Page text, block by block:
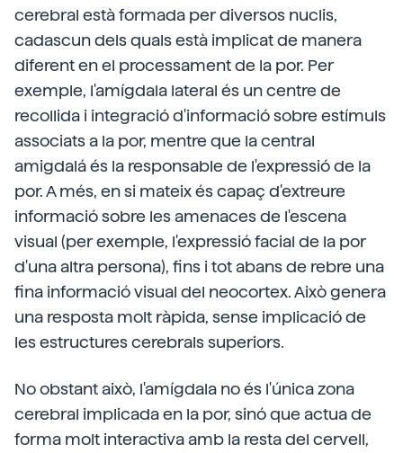
cerebral està formada per diversos nuclis,
cadascun dels quals està implicat de manera
diferent en el processament de la por. Per
exemple, l'amígdala lateral és un centre de
recollida i integració d'informació sobre estímuls
associats a la por, mentre que la central
amigdalá és la responsable de l'expressió de la
por. A més, en si mateix és capaç d'extreure
informació sobre les amenaces de l'escena
visual (per exemple, l'expressió facial de la por
d'una altra persona), fins i tot abans de rebre una
fina informació visual del neocortex. Això genera
una resposta molt ràpida, sense implicació de
les estructures cerebrals superiors.
No obstant això, l'amígdala no és l'única zona
cerebral implicada en la por, sinó que actua de
forma molt interactiva amb la resta del cervell,